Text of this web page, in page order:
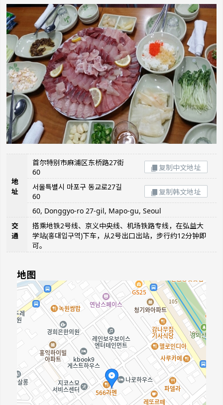
地
址
首尔特别市麻浦区东桥路27街
60
复制中文地址
서울특별시 마포구 동교로27길
60
复制韩文地址
60, Donggyo-ro 27-gil, Mapo-gu, Seoul
交
通
搭乘地铁2号线、京义中央线、机场铁路专线，在弘益大
学站(홍대입구역)下车，从2号出口出站，步行约12分钟即
可。
地图